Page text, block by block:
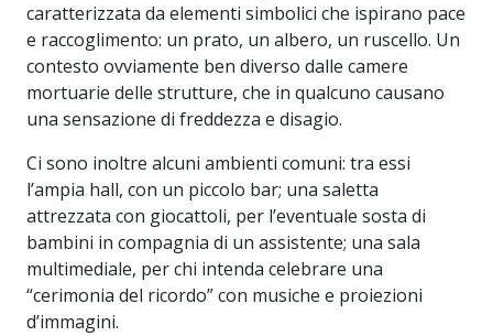
caratterizzata da elementi simbolici che ispirano pace
e raccoglimento: un prato, un albero, un ruscello. Un
contesto ovviamente ben diverso dalle camere
mortuarie delle strutture, che in qualcuno causano
una sensazione di freddezza e disagio.
Ci sono inoltre alcuni ambienti comuni: tra essi
l’ampia hall, con un piccolo bar; una saletta
attrezzata con giocattoli, per l’eventuale sosta di
bambini in compagnia di un assistente; una sala
multimediale, per chi intenda celebrare una
“cerimonia del ricordo” con musiche e proiezioni
d’immagini.